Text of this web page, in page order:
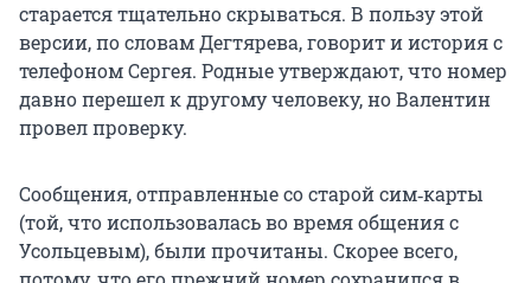
старается тщательно скрываться. В пользу этой
версии, по словам Дегтярева, говорит и история с
телефоном Сергея. Родные утверждают, что номер
давно перешел к другому человеку, но Валентин
провел проверку.
Сообщения, отправленные со старой сим‑карты
(той, что использовалась во время общения с
Усольцевым), были прочитаны. Скорее всего,